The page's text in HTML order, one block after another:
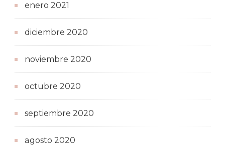
enero 2021
diciembre 2020
noviembre 2020
octubre 2020
septiembre 2020
agosto 2020